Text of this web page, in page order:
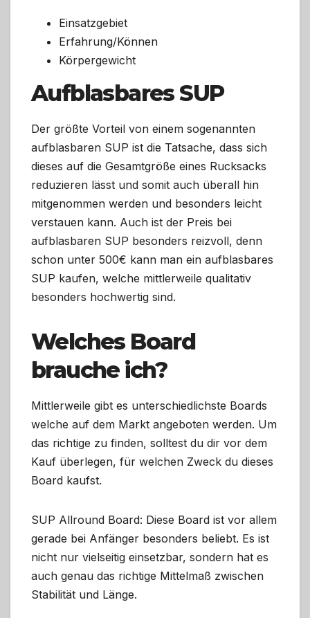
Einsatzgebiet
Erfahrung/Können
Körpergewicht
Aufblasbares SUP
Der größte Vorteil von einem sogenannten
aufblasbaren SUP ist die Tatsache, dass sich
dieses auf die Gesamtgröße eines Rucksacks
reduzieren lässt und somit auch überall hin
mitgenommen werden und besonders leicht
verstauen kann. Auch ist der Preis bei
aufblasbaren SUP besonders reizvoll, denn
schon unter 500€ kann man ein aufblasbares
SUP kaufen, welche mittlerweile qualitativ
besonders hochwertig sind.
Welches Board
brauche ich?
Mittlerweile gibt es unterschiedlichste Boards
welche auf dem Markt angeboten werden. Um
das richtige zu finden, solltest du dir vor dem
Kauf überlegen, für welchen Zweck du dieses
Board kaufst.
SUP Allround Board: Diese Board ist vor allem
gerade bei Anfänger besonders beliebt. Es ist
nicht nur vielseitig einsetzbar, sondern hat es
auch genau das richtige Mittelmaß zwischen
Stabilität und Länge.